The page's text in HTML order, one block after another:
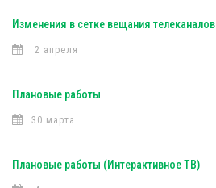
Изменения в сетке вещания телеканалов
2 апреля
Плановые работы
30 марта
Плановые работы (Интерактивное ТВ)